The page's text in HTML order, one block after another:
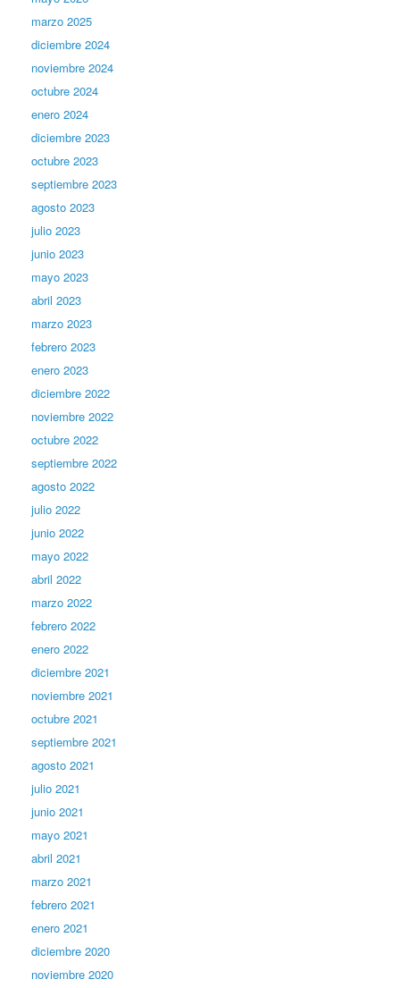
marzo 2025
diciembre 2024
noviembre 2024
octubre 2024
enero 2024
diciembre 2023
octubre 2023
septiembre 2023
agosto 2023
julio 2023
junio 2023
mayo 2023
abril 2023
marzo 2023
febrero 2023
enero 2023
diciembre 2022
noviembre 2022
octubre 2022
septiembre 2022
agosto 2022
julio 2022
junio 2022
mayo 2022
abril 2022
marzo 2022
febrero 2022
enero 2022
diciembre 2021
noviembre 2021
octubre 2021
septiembre 2021
agosto 2021
julio 2021
junio 2021
mayo 2021
abril 2021
marzo 2021
febrero 2021
enero 2021
diciembre 2020
noviembre 2020